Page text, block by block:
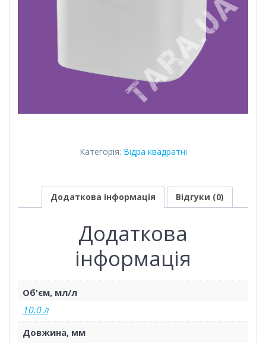
Категорія: Відра квадратні
Додаткова інформація Відгуки (0)
Додаткова
інформація
Об'єм, мл/л
10.0 л
Довжина, мм